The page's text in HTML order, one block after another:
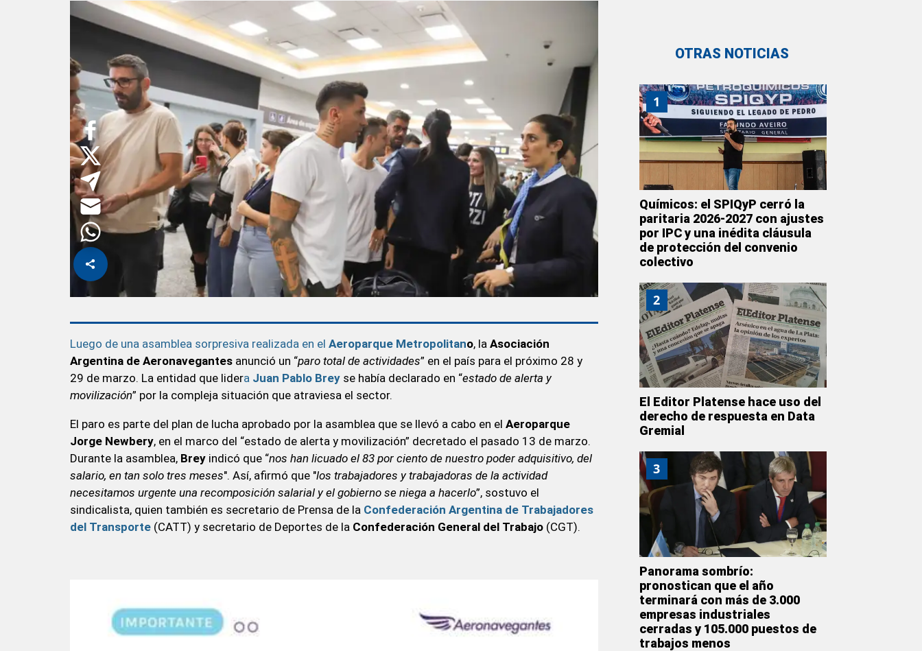
Luego de una asamblea sorpresiva realizada en el Aeroparque Metropolitano, la Asociación
Argentina de Aeronavegantes anunció un “paro total de actividades” en el país para el próximo 28 y
29 de marzo. La entidad que lidera Juan Pablo Brey se había declarado en “estado de alerta y
movilización” por la compleja situación que atraviesa el sector.
El paro es parte del plan de lucha aprobado por la asamblea que se llevó a cabo en el Aeroparque
Jorge Newbery, en el marco del “estado de alerta y movilización” decretado el pasado 13 de marzo.
Durante la asamblea, Brey indicó que “nos han licuado el 83 por ciento de nuestro poder adquisitivo, del
salario, en tan solo tres meses". Así, afirmó que "los trabajadores y trabajadoras de la actividad
necesitamos urgente una recomposición salarial y el gobierno se niega a hacerlo”, sostuvo el
sindicalista, quien también es secretario de Prensa de la Confederación Argentina de Trabajadores
del Transporte (CATT) y secretario de Deportes de la Confederación General del Trabajo (CGT).
OTRAS NOTICIAS
1
Químicos: el SPIQyP cerró la
paritaria 2026-2027 con ajustes
por IPC y una inédita cláusula
de protección del convenio
colectivo
2
El Editor Platense hace uso del
derecho de respuesta en Data
Gremial
3
Panorama sombrío:
pronostican que el año
terminará con más de 3.000
empresas industriales
cerradas y 105.000 puestos de
trabajos menos